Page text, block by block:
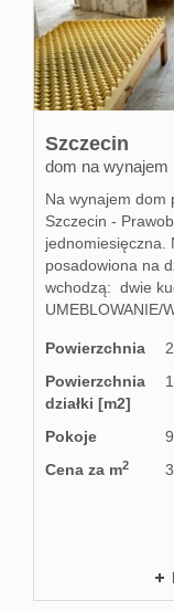
Szczecin
dom na wynajem
Na wynajem dom
Szczecin -
jednomiesięczna.
posadowiona na
wchodzą: dwie
UMEBLOWANIE/
Powierzchnia
Powierzchnia
działki [m2]
Pokoje
Cena za m2